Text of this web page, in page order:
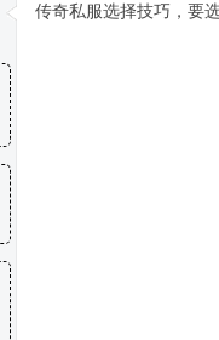
传奇私服选择技巧，要